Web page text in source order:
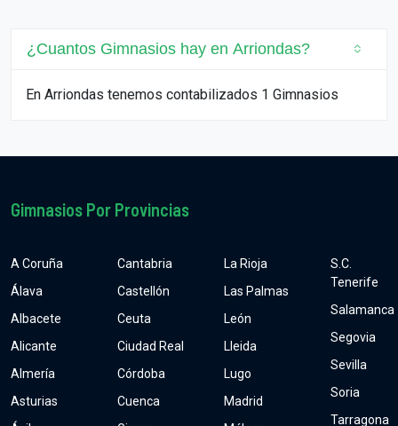
¿Cuantos Gimnasios hay en Arriondas?
En Arriondas tenemos contabilizados 1 Gimnasios
Gimnasios Por Provincias
A Coruña
Álava
Albacete
Alicante
Almería
Asturias
Cantabria
Castellón
Ceuta
Ciudad Real
Córdoba
Cuenca
La Rioja
Las Palmas
León
Lleida
Lugo
Madrid
S.C.
Tenerife
Salamanca
Segovia
Sevilla
Soria
Tarragona